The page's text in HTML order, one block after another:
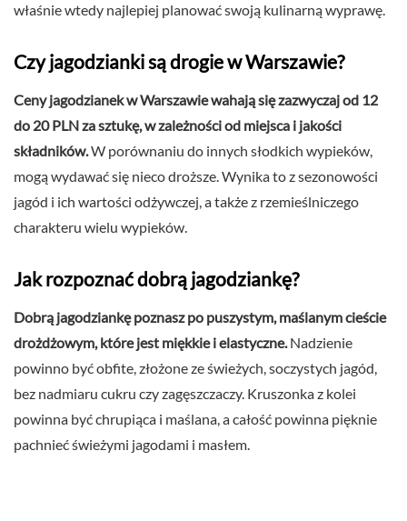
właśnie wtedy najlepiej planować swoją kulinarną wyprawę.
Czy jagodzianki są drogie w Warszawie?
Ceny jagodzianek w Warszawie wahają się zazwyczaj od 12
do 20 PLN za sztukę, w zależności od miejsca i jakości
składników.W porównaniu do innych słodkich wypieków,
mogą wydawać się nieco droższe. Wynika to z sezonowości
jagód i ich wartości odżywczej, a także z rzemieślniczego
charakteru wielu wypieków.
Jak rozpoznać dobrą jagodziankę?
Dobrą jagodziankę poznasz po puszystym, maślanym cieście
drożdżowym, które jest miękkie i elastyczne.Nadzienie
powinno być obfite, złożone ze świeżych, soczystych jagód,
bez nadmiaru cukru czy zagęszczaczy. Kruszonka z kolei
powinna być chrupiąca i maślana, a całość powinna pięknie
pachnieć świeżymi jagodami i masłem.